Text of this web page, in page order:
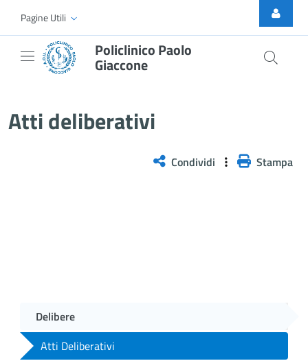
Skip to Main Content
Pagine Utili
Policlinico Paolo
Giaccone
Atti deliberativi
Condividi Stampa
Delibere
Atti Deliberativi